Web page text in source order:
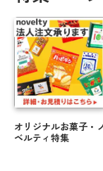
思い出をカタ
ルギフト
＼ 注文期日
品！！
オリジナル
年末年始に
ギフト
オリジナルお菓子・
ベルティ特集